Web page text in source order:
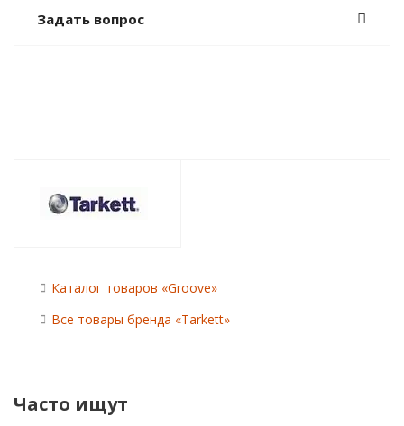
Задать вопрос
Каталог товаров «Groove»
Все товары бренда «Tarkett»
Часто ищут